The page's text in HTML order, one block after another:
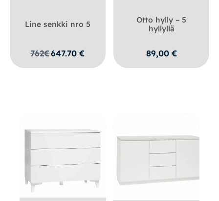
Line senkki nro 5
762€647.70€
Otto hylly – 5
hyllyllä
89,00 €